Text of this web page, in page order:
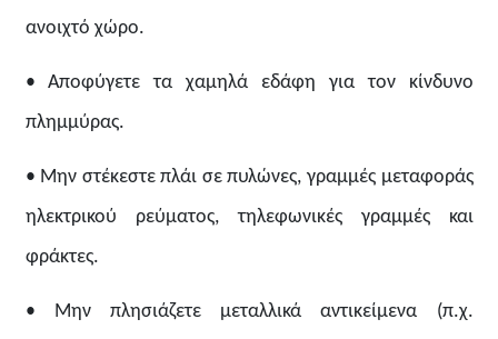
ανοιχτό χώρο.
• Αποφύγετε τα χαμηλά εδάφη για τον κίνδυνο
πλημμύρας.
• Μην στέκεστε πλάι σε πυλώνες, γραμμές μεταφοράς
ηλεκτρικού ρεύματος, τηλεφωνικές γραμμές και
φράκτες.
• Μην πλησιάζετε μεταλλικά αντικείμενα (π.χ.